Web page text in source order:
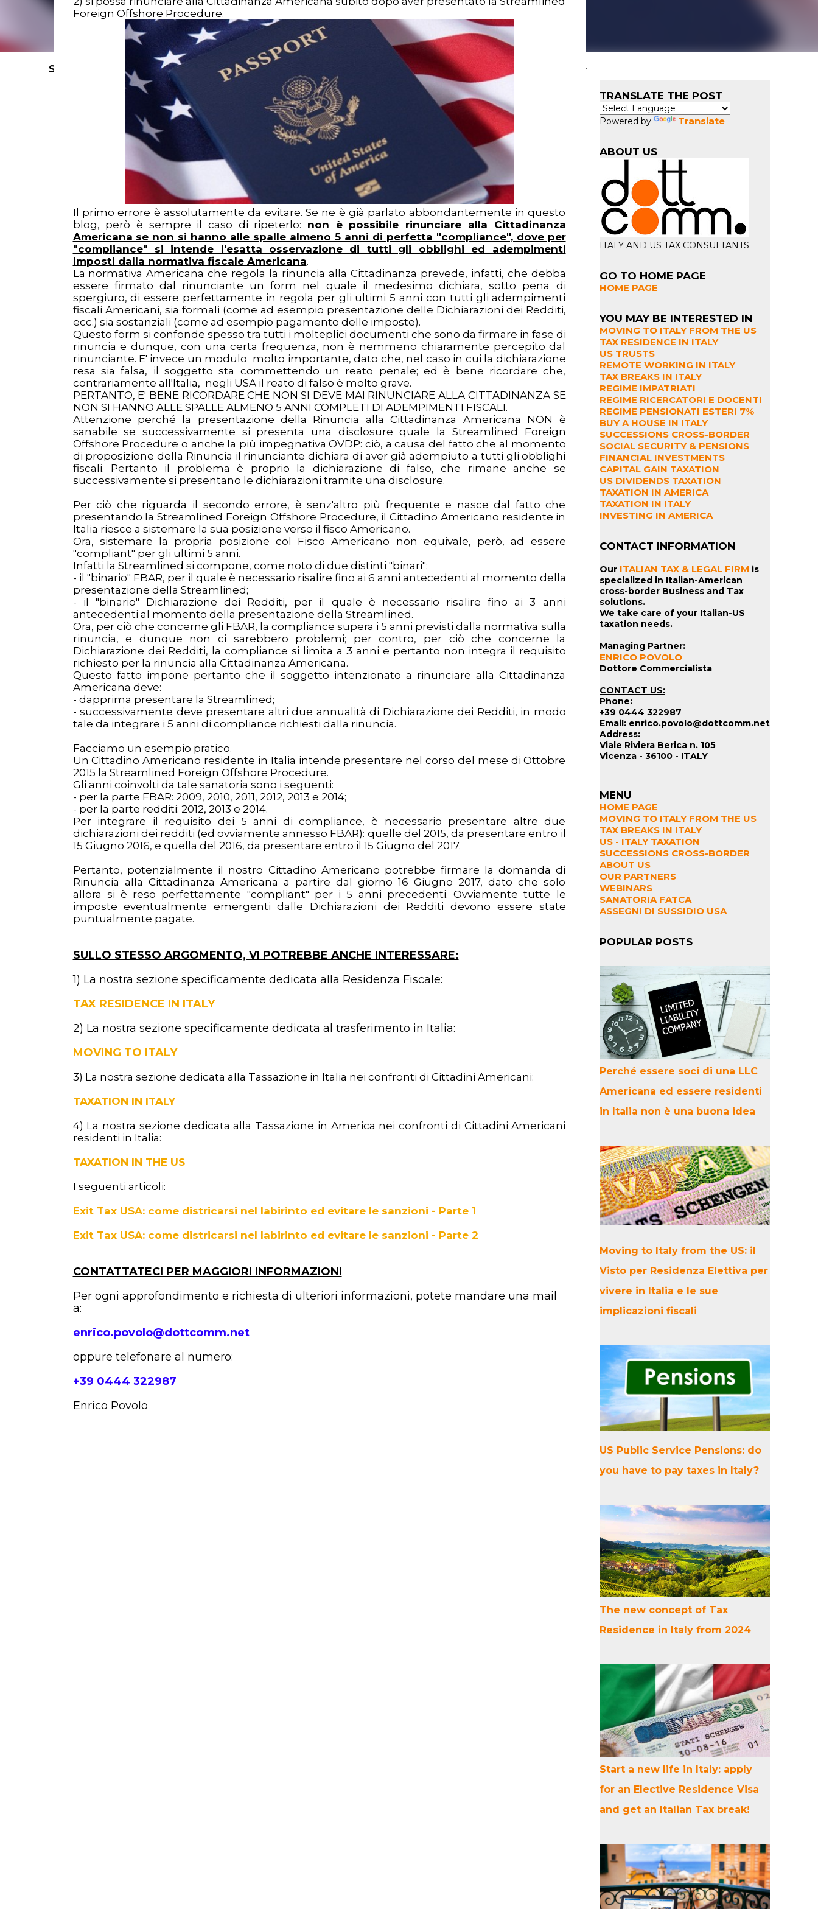
SEARCH KEYWORDS HERE >
Foreign Offshore Procedure.
Il primo errore è assolutamente da evitare. Se ne è già parlato abbondantemente in questo
blog, però è sempre il caso di ripeterlo: non è possibile rinunciare alla Cittadinanza
Americana se non si hanno alle spalle almeno 5 anni di perfetta "compliance", dove per
"compliance" si intende l'esatta osservazione di tutti gli obblighi ed adempimenti
imposti dalla normativa fiscale Americana.
La normativa Americana che regola la rinuncia alla Cittadinanza prevede, infatti, che debba
essere firmato dal rinunciante un form nel quale il medesimo dichiara, sotto pena di
spergiuro, di essere perfettamente in regola per gli ultimi 5 anni con tutti gli adempimenti
fiscali Americani, sia formali (come ad esempio presentazione delle Dichiarazioni dei Redditi,
ecc.) sia sostanziali (come ad esempio pagamento delle imposte).
Questo form si confonde spesso tra tutti i molteplici documenti che sono da firmare in fase di
rinuncia e dunque, con una certa frequenza, non è nemmeno chiaramente percepito dal
rinunciante. E' invece un modulo molto importante, dato che, nel caso in cui la dichiarazione
resa sia falsa, il soggetto sta commettendo un reato penale; ed è bene ricordare che,
contrariamente all'Italia, negli USA il reato di falso è molto grave.
PERTANTO, E' BENE RICORDARE CHE NON SI DEVE MAI RINUNCIARE ALLA CITTADINANZA SE
NON SI HANNO ALLE SPALLE ALMENO 5 ANNI COMPLETI DI ADEMPIMENTI FISCALI.
Attenzione perché la presentazione della Rinuncia alla Cittadinanza Americana NON è
sanabile se successivamente si presenta una disclosure quale la Streamlined Foreign
Offshore Procedure o anche la più impegnativa OVDP: ciò, a causa del fatto che al momento
di proposizione della Rinuncia il rinunciante dichiara di aver già adempiuto a tutti gli obblighi
fiscali. Pertanto il problema è proprio la dichiarazione di falso, che rimane anche se
successivamente si presentano le dichiarazioni tramite una disclosure.
Per ciò che riguarda il secondo errore, è senz'altro più frequente e nasce dal fatto che
presentando la Streamlined Foreign Offshore Procedure, il Cittadino Americano residente in
Italia riesce a sistemare la sua posizione verso il fisco Americano.
Ora, sistemare la propria posizione col Fisco Americano non equivale, però, ad essere
"compliant" per gli ultimi 5 anni.
Infatti la Streamlined si compone, come noto di due distinti "binari":
- il "binario" FBAR, per il quale è necessario risalire fino ai 6 anni antecedenti al momento della
presentazione della Streamlined;
- il "binario" Dichiarazione dei Redditi, per il quale è necessario risalire fino ai 3 anni
antecedenti al momento della presentazione della Streamlined.
Ora, per ciò che concerne gli FBAR, la compliance supera i 5 anni previsti dalla normativa sulla
rinuncia, e dunque non ci sarebbero problemi; per contro, per ciò che concerne la
Dichiarazione dei Redditi, la compliance si limita a 3 anni e pertanto non integra il requisito
richiesto per la rinuncia alla Cittadinanza Americana.
Questo fatto impone pertanto che il soggetto intenzionato a rinunciare alla Cittadinanza
Americana deve:
- dapprima presentare la Streamlined;
- successivamente deve presentare altri due annualità di Dichiarazione dei Redditi, in modo
tale da integrare i 5 anni di compliance richiesti dalla rinuncia.
Facciamo un esempio pratico.
Un Cittadino Americano residente in Italia intende presentare nel corso del mese di Ottobre
2015 la Streamlined Foreign Offshore Procedure.
Gli anni coinvolti da tale sanatoria sono i seguenti:
- per la parte FBAR: 2009, 2010, 2011, 2012, 2013 e 2014;
- per la parte redditi: 2012, 2013 e 2014.
Per integrare il requisito dei 5 anni di compliance, è necessario presentare altre due
dichiarazioni dei redditi (ed ovviamente annesso FBAR): quelle del 2015, da presentare entro il
15 Giugno 2016, e quella del 2016, da presentare entro il 15 Giugno del 2017.
Pertanto, potenzialmente il nostro Cittadino Americano potrebbe firmare la domanda di
Rinuncia alla Cittadinanza Americana a partire dal giorno 16 Giugno 2017, dato che solo
allora si è reso perfettamente "compliant" per i 5 anni precedenti. Ovviamente tutte le
imposte eventualmente emergenti dalle Dichiarazioni dei Redditi devono essere state
puntualmente pagate.
SULLO STESSO ARGOMENTO, VI POTREBBE ANCHE INTERESSARE:
1) La nostra sezione specificamente dedicata alla Residenza Fiscale:
TAX RESIDENCE IN ITALY
2) La nostra sezione specificamente dedicata al trasferimento in Italia:
MOVING TO ITALY
3) La nostra sezione dedicata alla Tassazione in Italia nei confronti di Cittadini Americani:
TAXATION IN ITALY
4) La nostra sezione dedicata alla Tassazione in America nei confronti di Cittadini Americani
residenti in Italia:
TAXATION IN THE US
I seguenti articoli:
Exit Tax USA: come districarsi nel labirinto ed evitare le sanzioni - Parte 1
Exit Tax USA: come districarsi nel labirinto ed evitare le sanzioni - Parte 2
CONTATTATECI PER MAGGIORI INFORMAZIONI
Per ogni approfondimento e richiesta di ulteriori informazioni, potete mandare una mail
a:
enrico.povolo@dottcomm.net
oppure telefonare al numero:
+39 0444 322987
Enrico Povolo
TRANSLATE THE POST
Powered by Translate
ABOUT US
ITALY AND US TAX CONSULTANTS
GO TO HOME PAGE
HOME PAGE
YOU MAY BE INTERESTED IN
MOVING TO ITALY FROM THE US
TAX RESIDENCE IN ITALY
US TRUSTS
REMOTE WORKING IN ITALY
TAX BREAKS IN ITALY
REGIME IMPATRIATI
REGIME RICERCATORI E DOCENTI
REGIME PENSIONATI ESTERI 7%
BUY A HOUSE IN ITALY
SUCCESSIONS CROSS-BORDER
SOCIAL SECURITY & PENSIONS
FINANCIAL INVESTMENTS
CAPITAL GAIN TAXATION
US DIVIDENDS TAXATION
TAXATION IN AMERICA
TAXATION IN ITALY
INVESTING IN AMERICA
CONTACT INFORMATION
Our ITALIAN TAX & LEGAL FIRM is
specialized in Italian-American
cross-border Business and Tax
solutions.
We take care of your Italian-US
taxation needs.
Managing Partner:
ENRICO POVOLO
Dottore Commercialista
CONTACT US:
Phone:
+39 0444 322987
Email: enrico.povolo@dottcomm.net
Address:
Viale Riviera Berica n. 105
Vicenza - 36100 - ITALY
MENU
HOME PAGE
MOVING TO ITALY FROM THE US
TAX BREAKS IN ITALY
US - ITALY TAXATION
SUCCESSIONS CROSS-BORDER
ABOUT US
OUR PARTNERS
WEBINARS
SANATORIA FATCA
ASSEGNI DI SUSSIDIO USA
POPULAR POSTS
Perché essere soci di una LLC
Americana ed essere residenti
in Italia non è una buona idea
Moving to Italy from the US: il
Visto per Residenza Elettiva per
vivere in Italia e le sue
implicazioni fiscali
US Public Service Pensions: do
you have to pay taxes in Italy?
The new concept of Tax
Residence in Italy from 2024
Start a new life in Italy: apply
for an Elective Residence Visa
and get an Italian Tax break!